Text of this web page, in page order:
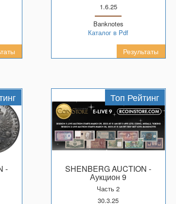
1.6.25
Banknotes
Каталог в Pdf
Результаты
-
Топ Рейтинг
SHENBERG AUCTION -
Аукцион 9
Часть 2
30.3.25